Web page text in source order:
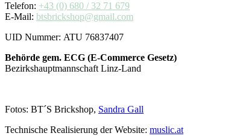
Telefon: +43 (0) 680 / 32 71 679
E-Mail: btsbrickshop@gmail.com
UID Nummer: ATU 76837407
Behörde gem. ECG (E-Commerce Gesetz)
Bezirkshauptmannschaft Linz-Land
Fotos: BT´S Brickshop, Sandra Gall
Technische Realisierung der Website: muslic.at